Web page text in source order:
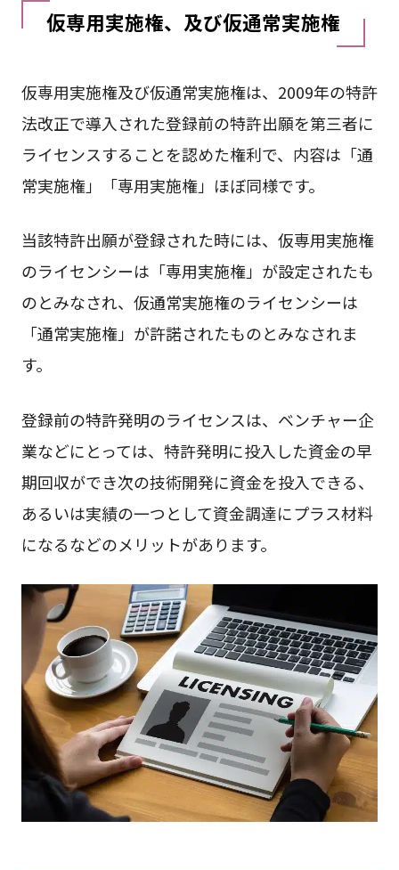
仮専用実施権、及び仮通常実施権
仮専用実施権及び仮通常実施権は、2009年の特許
法改正で導入された登録前の特許出願を第三者に
ライセンスすることを認めた権利で、内容は「通
常実施権」「専用実施権」ほぼ同様です。
当該特許出願が登録された時には、仮専用実施権
のライセンシーは「専用実施権」が設定されたも
のとみなされ、仮通常実施権のライセンシーは
「通常実施権」が許諾されたものとみなされま
す。
登録前の特許発明のライセンスは、ベンチャー企
業などにとっては、特許発明に投入した資金の早
期回収ができ次の技術開発に資金を投入できる、
あるいは実績の一つとして資金調達にプラス材料
になるなどのメリットがあります。